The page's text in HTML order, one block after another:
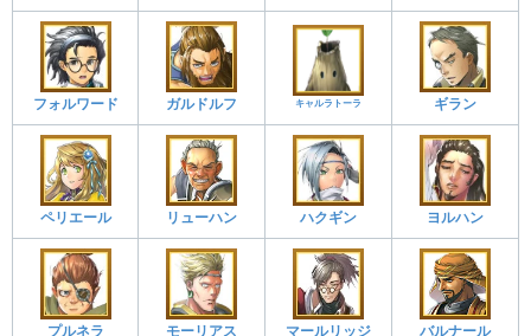
フォルワード ガルドルフ キャルラトーラ ギラン
ペリエール リューハン ハクギン ヨルハン
プルネラ モーリアス マールリッジ バルナール